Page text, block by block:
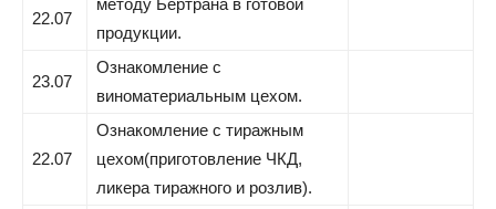
22.07
методу Бертрана в готовой
продукции.
23.07
Ознакомление с
виноматериальным цехом.
22.07
Ознакомление с тиражным
цехом(приготовление ЧКД,
ликера тиражного и розлив).